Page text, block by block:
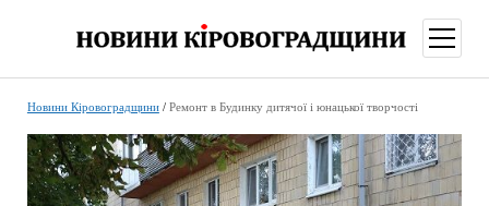
меню
Новини Кіровоградщини/ Ремонт в Будинку дитячої і юнацької творчості